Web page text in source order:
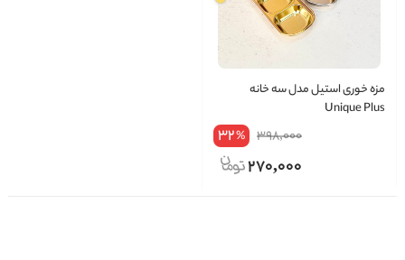
مزه خوری استیل مدل سه خانه
Unique Plus
398,000
32%
270,000